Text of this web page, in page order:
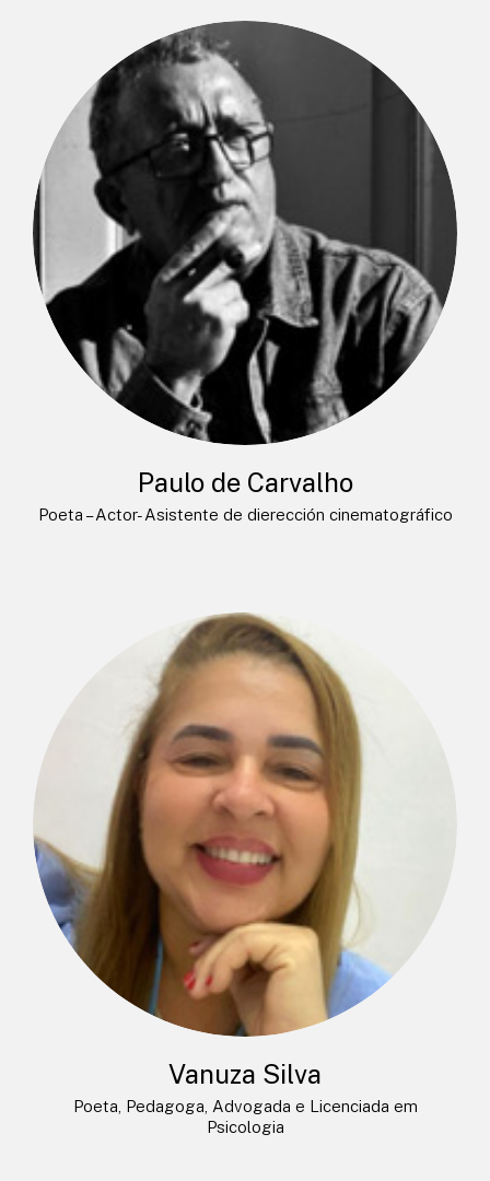
Paulo de Carvalho
Poeta – Actor- Asistente de dierección cinematográfico
Vanuza Silva
Poeta, Pedagoga, Advogada e Licenciada em
Psicologia